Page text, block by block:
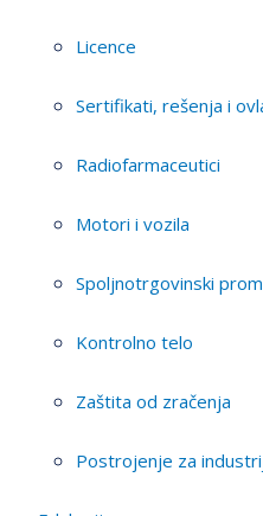
Licence
Sertifikati, rešenja i
Radiofarmaceutici
Motori i vozila
Spoljnotrgovinski
Kontrolno telo
Zaštita od zračenja
Postrojenje za